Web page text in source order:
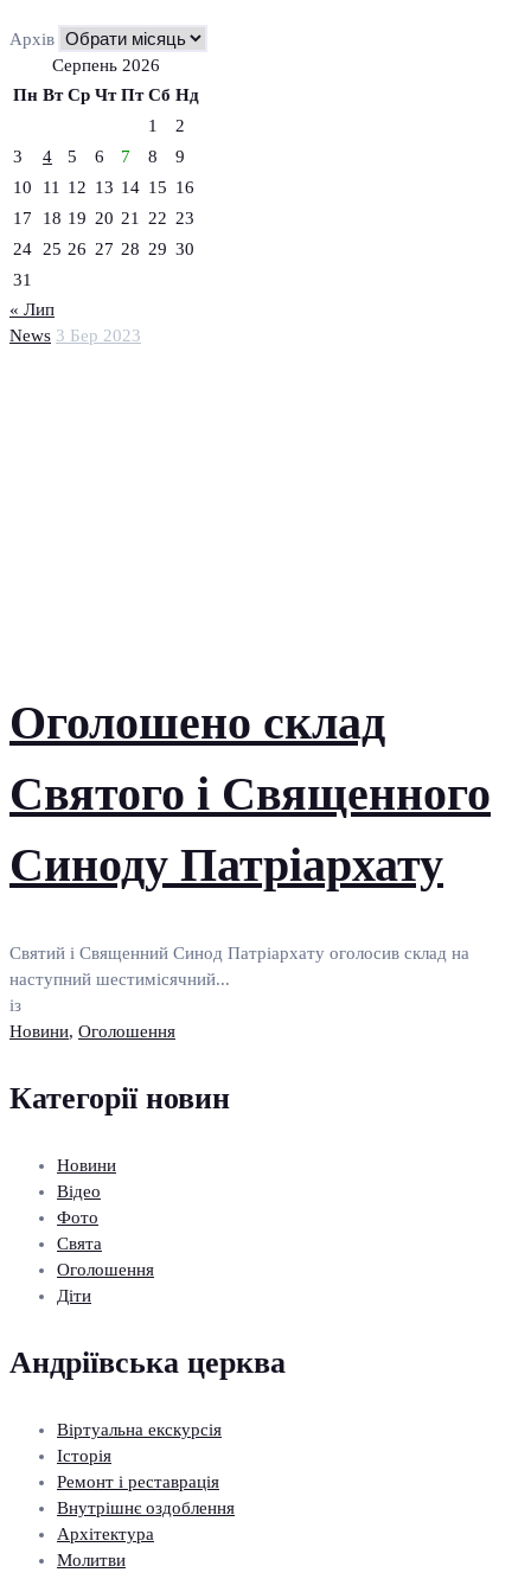
News 3 Бер 2023
Оголошено склад
Святого і Священного
Синоду Патріархату
Святий і Священний Синод Патріархату оголосив склад на
наступний шестимісячний...
із
Новини, Оголошення
Архів
Серпень 2026
Пн Вт Ср Чт Пт Сб Нд
1
2
3
4 5 6 7 8
9
10
11 12 13 14 15 16
17
18 19 20 21 22 23
24
25 26 27 28 29 30
31
« Лип
Категорії новин
Новини
Відео
Фото
Свята
Оголошення
Діти
Андріївська церква
Віртуальна екскурсія
Історія
Ремонт і реставрація
Внутрішнє оздоблення
Архітектура
Молитви